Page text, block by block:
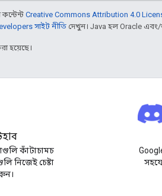
Creative Commons Attribution 4.0
সাইট নীতি দেখুন। Java হল Oracle এবং/
হয়েছে।
কাঁটাচামচ
নিজেই চেষ্টা